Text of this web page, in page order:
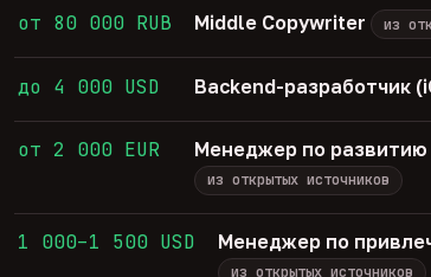
от 80 000 RUB Middle Copywriter из
до 4 000 USD Backend-разработчик
от 2 000 EUR Менеджер по
из открытых источников
1 000–1 500 USD Менеджер по
из открытых источников